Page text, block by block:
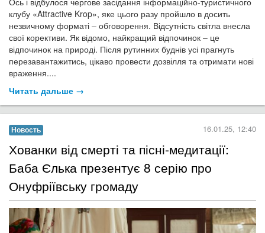
клубу «Attractive Krop», яке цього разу пройшло в досить
незвичному форматі – обговорення. Відсутність світла внесла
свої корективи. Як відомо, найкращий відпочинок – це
відпочинок на природі. Після рутинних буднів усі прагнуть
перезавантажитись, цікаво провести дозвілля та отримати нові
враження....
Читать дальше →
Новость 16.01.25, 12:40
​Хованки від смерті та пісні-медитації:
Баба Єлька презентує 8 серію про
Онуфріївську громаду